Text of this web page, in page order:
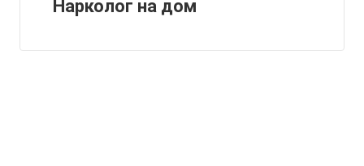
Нарколог на дом